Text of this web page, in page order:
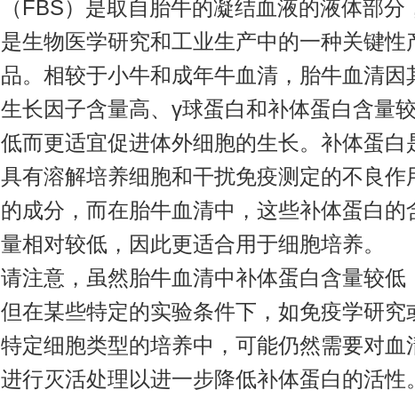
（FBS）是取自胎牛的凝结血液的液体部分
是生物医学研究和工业生产中的一种关键性
品。相较于小牛和成年牛血清，胎牛血清因
生长因子含量高、γ球蛋白和补体蛋白含量较
低而更适宜促进体外细胞的生长。补体蛋白
具有溶解培养细胞和干扰免疫测定的不良作
的成分，而在胎牛血清中，这些补体蛋白的
量相对较低，因此更适合用于细胞培养。
请注意，虽然胎牛血清中补体蛋白含量较低
但在某些特定的实验条件下，如免疫学研究
特定细胞类型的培养中，可能仍然需要对血
进行灭活处理以进一步降低补体蛋白的活性。